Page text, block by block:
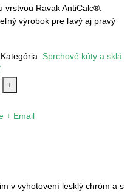
Ravak AntiCalc®.
výrobok pre ľavý aj pravý
Kategória: Sprchové kúty a sklá
+
+ Email
v vyhotovení lesklý chróm a s